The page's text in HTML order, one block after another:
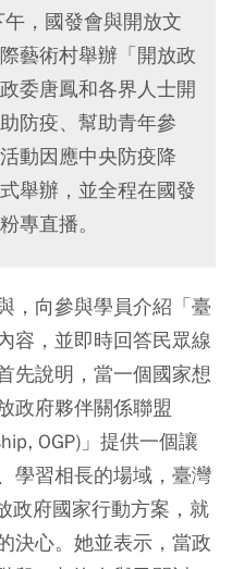
，國發會與開放文
藝術村舉辦「開放政
委唐鳳和各界人士開
防疫、幫助青年參
動因應中央防疫降
舉辦，並全程在國發
專直播。
，向參與學員介紹「臺
容，並即時回答民眾線
先說明，當一個國家想
政府夥伴關係聯盟
OGP)」提供一個讓
學習相長的場域，臺灣
政府國家行動方案，就
決心。她並表示，當政